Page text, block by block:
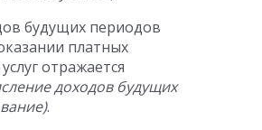
будущих периодов
платных
отражается
доходов будущих
.